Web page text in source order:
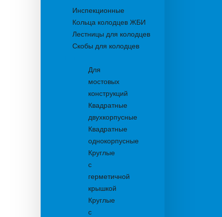
Инспекционные
Кольца колодцев ЖБИ
Лестницы для колодцев
Скобы для колодцев
Для
мостовых
конструкций
Квадратные
двухкорпусные
Квадратные
однокорпусные
Круглые
с
герметичной
крышкой
Круглые
с